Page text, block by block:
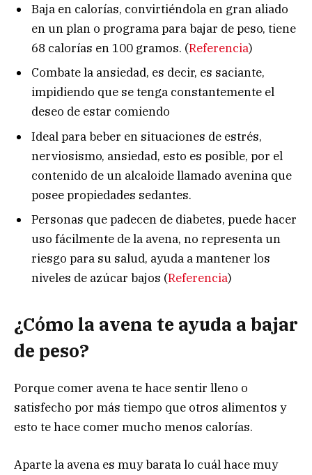
Baja en calorías, convirtiéndola en gran aliado
en un plan o programa para bajar de peso, tiene
68 calorías en 100 gramos. (Referencia)
Combate la ansiedad, es decir, es saciante,
impidiendo que se tenga constantemente el
deseo de estar comiendo
Ideal para beber en situaciones de estrés,
nerviosismo, ansiedad, esto es posible, por el
contenido de un alcaloide llamado avenina que
posee propiedades sedantes.
Personas que padecen de diabetes, puede hacer
uso fácilmente de la avena, no representa un
riesgo para su salud, ayuda a mantener los
niveles de azúcar bajos (Referencia)
¿Cómo la avena te ayuda a bajar
de peso?
Porque comer avena te hace sentir lleno o
satisfecho por más tiempo que otros alimentos y
esto te hace comer mucho menos calorías.
Aparte la avena es muy barata lo cuál hace muy